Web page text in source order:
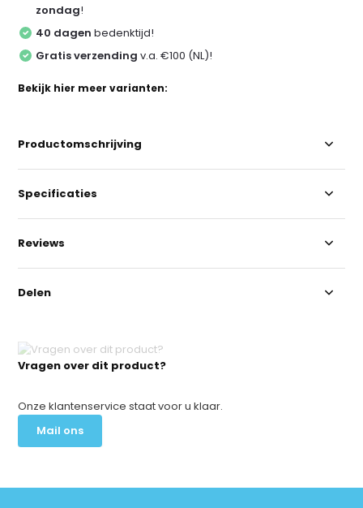
zondag!
40 dagen bedenktijd!
Gratis verzending v.a. €100 (NL)!
Bekijk hier meer varianten:
Vragen over dit product?
Onze klantenservice staat voor u klaar.
Mail ons
Productomschrijving
Specificaties
Reviews
Delen